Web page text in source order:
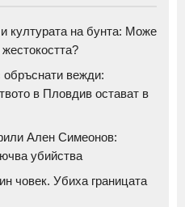
културата на бунта: Може
обръснати вежди:
в Пловдив остават в
Ален Симеонов:
убийства
човек. Убиха границата